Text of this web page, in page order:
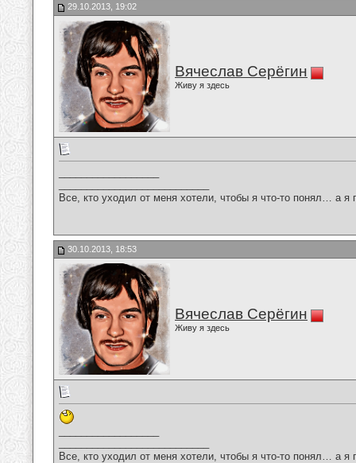
29.10.2013, 19:02
Вячеслав Серёгин
Живу я здесь
Все, кто уходил от меня хотели, чтобы я что-то понял… а
30.10.2013, 18:53
Вячеслав Серёгин
Живу я здесь
Все, кто уходил от меня хотели, чтобы я что-то понял… а